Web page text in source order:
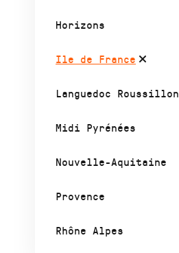
Horizons
Ile de France
Languedoc Roussillon
Midi Pyrénées
Nouvelle-Aquitaine
Provence
Rhône Alpes